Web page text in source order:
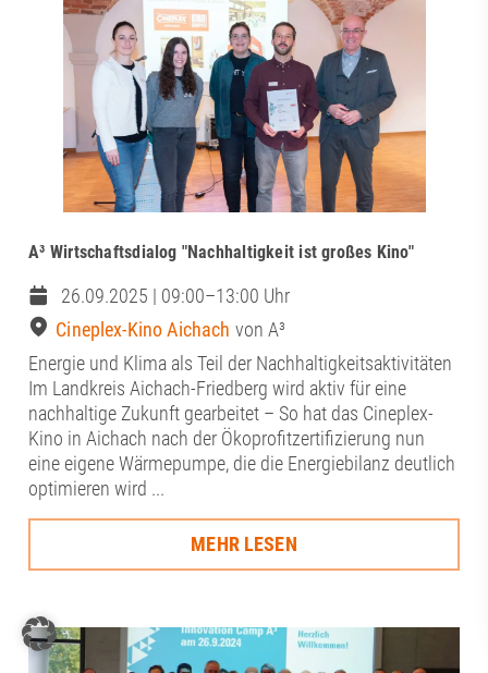
A³ Wirtschaftsdialog "Nachhaltigkeit ist großes Kino"
26.09.2025 | 09:00–13:00 Uhr
Cineplex-Kino Aichach von A³
Energie und Klima als Teil der Nachhaltigkeitsaktivitäten
Im Landkreis Aichach-Friedberg wird aktiv für eine
nachhaltige Zukunft gearbeitet – So hat das Cineplex-
Kino in Aichach nach der Ökoprofitzertifizierung nun
eine eigene Wärmepumpe, die die Energiebilanz deutlich
optimieren wird ...
MEHR LESEN